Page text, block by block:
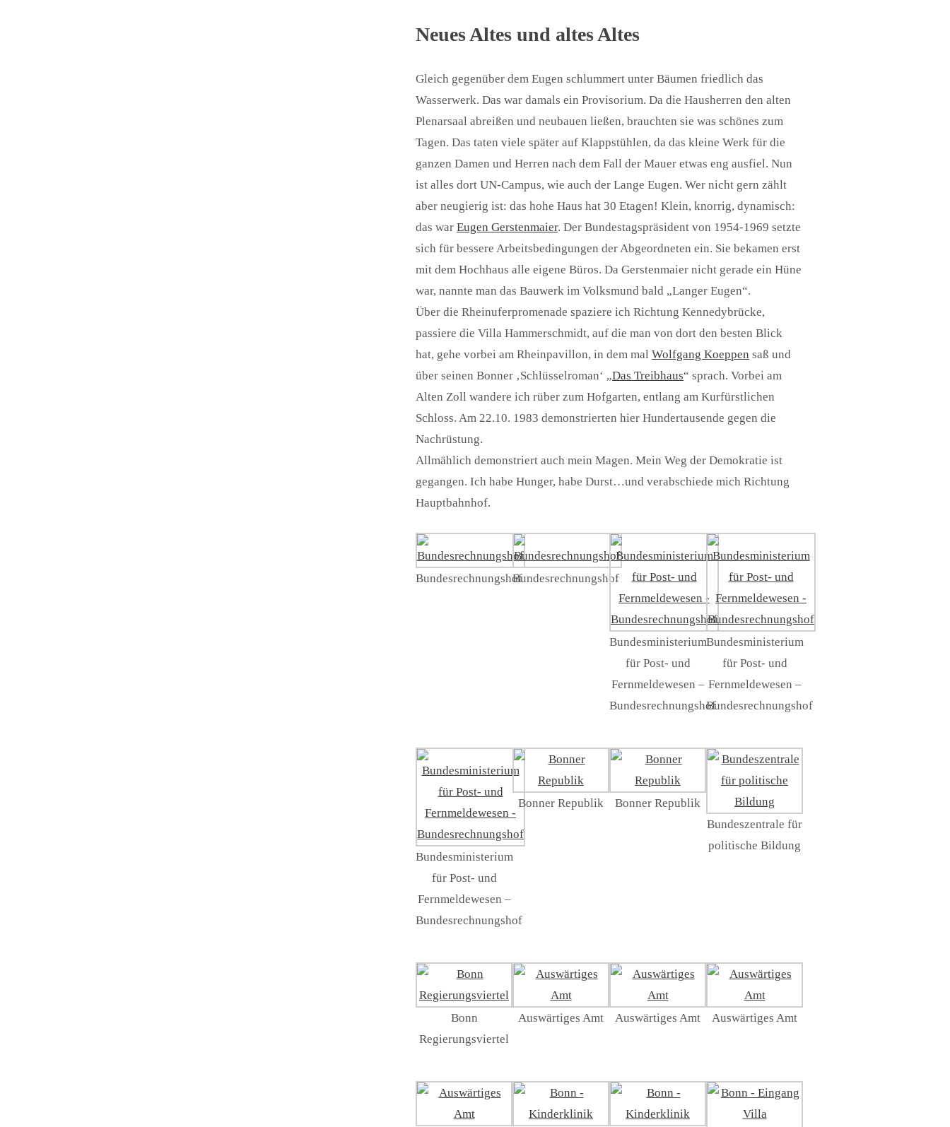
Neues Altes und altes Altes
Gleich gegenüber dem Eugen schlummert unter Bäumen friedlich das
Wasserwerk. Das war damals ein Provisorium. Da die Hausherren den alten
Plenarsaal abreißen und neubauen ließen, brauchten sie was schönes zum
Tagen. Das taten viele später auf Klappstühlen, da das kleine Werk für die
ganzen Damen und Herren nach dem Fall der Mauer etwas eng ausfiel. Nun
ist alles dort UN-Campus, wie auch der Lange Eugen. Wer nicht gern zählt
aber neugierig ist: das hohe Haus hat 30 Etagen! Klein, knorrig, dynamisch:
das war Eugen Gerstenmaier. Der Bundestagspräsident von 1954-1969 setzte
sich für bessere Arbeitsbedingungen der Abgeordneten ein. Sie bekamen erst
mit dem Hochhaus alle eigene Büros. Da Gerstenmaier nicht gerade ein Hüne
war, nannte man das Bauwerk im Volksmund bald „Langer Eugen“.
Über die Rheinuferpromenade spaziere ich Richtung Kennedybrücke,
passiere die Villa Hammerschmidt, auf die man von dort den besten Blick
hat, gehe vorbei am Rheinpavillon, in dem mal Wolfgang Koeppen saß und
über seinen Bonner ‚Schlüsselroman‘ „Das Treibhaus“ sprach. Vorbei am
Alten Zoll wandere ich rüber zum Hofgarten, entlang am Kurfürstlichen
Schloss. Am 22.10. 1983 demonstrierten hier Hundertausende gegen die
Nachrüstung.
Allmählich demonstriert auch mein Magen. Mein Weg der Demokratie ist
gegangen. Ich habe Hunger, habe Durst…und verabschiede mich Richtung
Hauptbahnhof.
BundesrechnungshofBundesrechnungshof
Bundesministerium
für Post- und
Fernmeldewesen –
Bundesrechnungshof
Bundesministerium
für Post- und
Fernmeldewesen –
Bundesrechnungshof
Bundesministerium
für Post- und
Fernmeldewesen –
Bundesrechnungshof
Bonner Republik
Bonner Republik
Bundeszentrale für
politische Bildung
Bonn
Regierungsviertel
Auswärtiges Amt Auswärtiges Amt Auswärtiges Amt